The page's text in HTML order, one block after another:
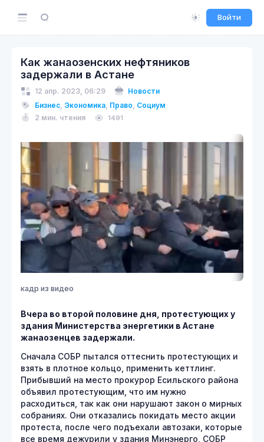
Войти
Как жанаозенских нефтяников
задержали в Астане
12 апр. 2023, 06:29
Новости
Бизнес, Экономика, Право, Социум
2 мин. чтения
1491
кадр из видео
Вчера во второй половине дня, протестующих у
здания Министерства энергетики в Астане
жанаозенцев задержали.
Сначала СОБР пытался оттеснить протестующих и
взять в плотное кольцо, применить кеттлинг.
Прибывший на место прокурор Есильского района
объявил протестующим, что им нужно
расходиться, так как они нарушают закон о мирных
собраниях. Они отказались покидать место акции
протеста, после чего подъехали автозаки, которые
все время дежурили у здания Минэнерго, СОБР